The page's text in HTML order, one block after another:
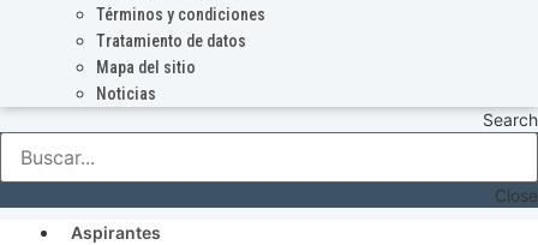
Términos y condiciones
Tratamiento de datos
Mapa del sitio
Noticias
Search
Close
Aspirantes